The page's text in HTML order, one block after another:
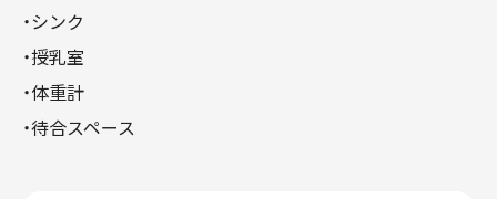
・シンク
・授乳室
・体重計
・待合スペース